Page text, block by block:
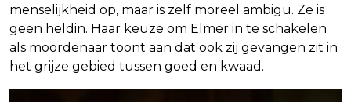
menselijkheid op, maar is zelf moreel ambigu. Ze is
geen heldin. Haar keuze om Elmer in te schakelen
als moordenaar toont aan dat ook zij gevangen zit in
het grijze gebied tussen goed en kwaad.